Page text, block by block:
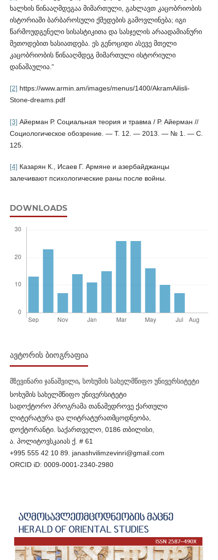
ხალხის წინააღმდეგაა მიმართული, გახლავთ კაცობრიობის
ისტორიაში ბარბაროსული ქმედების გამო­ვლინება; იგი
წარმოუდგენელი სისასტიკითა და სასჯელის არაადამიანური
მეთ­ოდებით ხასიათდება. ეს გენოციდი ასევე მთელი
კაცობრიობის წინააღმდეგ მიმა­რთული ისტორიული
დანაშაულია.”
[2] https://www.armin.am/images/menus/1400/AkramAilisli-
Stone-dreams.pdf
[3] Айерман Р. Социальная теория и травма / Р. Айерман //
Социологическое обозрение. — Т. 12. — 2013. — № 1. — С.
125.
[4] Казарян К., Исаев Г. Армяне и азербайджанцы
залечивают психологические раны после войны.
DOWNLOADS
ᲐᲕᲢᲝᲠᲘᲡ ᲑᲘᲝᲒᲠᲐᲤᲘᲐ
მზევინარი ჯანაშვილი, სოხუმის სახელმწიფო უნივერსიტეტი
სოხუმის სახელმწიფო უნივერსიტეტი
სადოქტორო პროგრამა თანამედროვე ქართული
ლიტერატურა და ლიტრატურათმცოდნეობა,
დოქტორანტი. საქართველო, 0186 თბილისი,
ა. პოლიტოვსკაიას ქ. # 61
+995 555 42 10 89. janashvilimzevinri@gmail.com
ORCID iD: 0009-0001-2340-2980